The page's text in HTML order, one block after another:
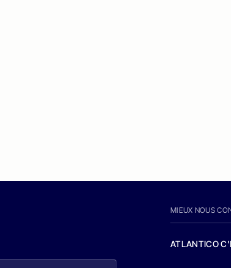
MIEUX NOUS
ATLANTICO